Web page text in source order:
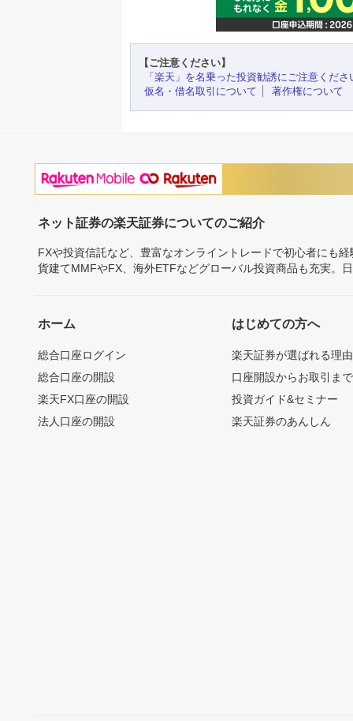
【ご注意ください】
「楽天」を名乗った投資勧誘にご注意くださ
仮名・借名取引について
著作権について
ネット証券の楽天証券についてのご紹介
FXや投資信託など、豊富なオンライントレードで初心者にも
貨建てMMFやFX、海外ETFなどグローバル投資商品も充実。
ホーム
総合口座ログイン
総合口座の開設
楽天FX口座の開設
法人口座の開設
はじめての方へ
楽天証券が選ばれる理由
口座開設からお取引ま
投資ガイド&セミナー
楽天証券のあんしん